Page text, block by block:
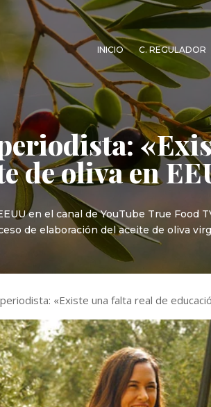
INICIO C. REGULADOR
de oliva en
en el canal de YouTube True Food
de elaboración del aceite de oliva
«Existe una falta real de